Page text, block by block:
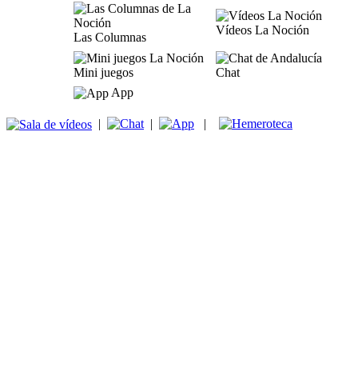
Las Columnas
Vídeos La Noción
Mini juegos
Chat
App
| | |